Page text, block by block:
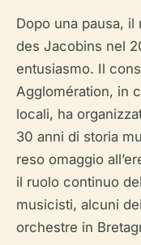
Dopo una pausa, il
des Jacobins nel
entusiasmo. Il
Agglomération, in
locali, ha
30 anni di storia
reso omaggio
il ruolo continuo
musicisti, alcuni
orchestre in